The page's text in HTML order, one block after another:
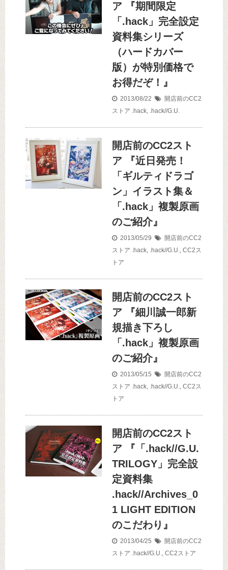
ア 『期間限定
「.hack」完全設定
資料集シリーズ
（ハードカバー
版）が特別価格で
お得だぞ！』
2013/08/22
開店前のCC2
ストア .hack, .hack//G.U.
開店前のCC2スト
ア 『近日発売！
「ギルティドラゴ
ン」イラスト集＆
「.hack」複製原画
のご紹介』
2013/05/29
開店前のCC2
ストア .hack, .hack//G.U., CC2ス
トア
開店前のCC2スト
ア 『細川誠一郎新
規描き下ろし
「.hack」複製原画
のご紹介』
2013/05/15
開店前のCC2
ストア .hack, .hack//G.U., CC2ス
トア
開店前のCC2スト
ア 『「.hack//G.U.
TRILOGY」完全設
定資料集
.hack//Archives_0
1 LIGHT EDITION
のこだわり』
2013/04/25
開店前のCC2
ストア .hack//G.U., CC2ストア